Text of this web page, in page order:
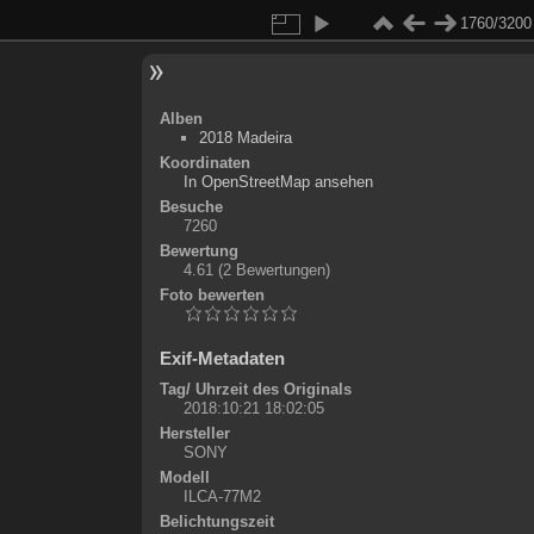
1760/3200
Alben
2018 Madeira
Koordinaten
+
-
In OpenStreetMap ansehen
Besuche
7260
Bewertung
4.61 (2 Bewertungen)
Foto bewerten
Exif-Metadaten
Tag/ Uhrzeit des Originals
2018:10:21 18:02:05
Hersteller
SONY
Modell
ILCA-77M2
Belichtungszeit